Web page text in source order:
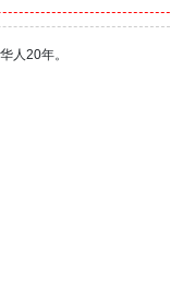
人20年。